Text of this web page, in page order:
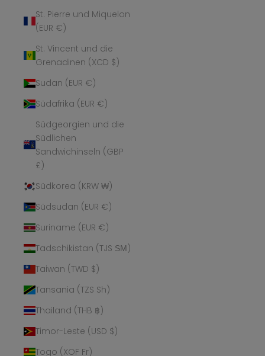
St. Pierre und Miquelon
(EUR €)
St. Vincent und die
Grenadinen (XCD $)
Sudan (EUR €)
Südafrika (EUR €)
Südgeorgien und die
Südlichen
Sandwichinseln (GBP
£)
Südkorea (KRW ₩)
Südsudan (EUR €)
Suriname (EUR €)
Tadschikistan (TJS ЅМ)
Taiwan (TWD $)
Tansania (TZS Sh)
Thailand (THB ฿)
Timor-Leste (USD $)
Togo (XOF Fr)